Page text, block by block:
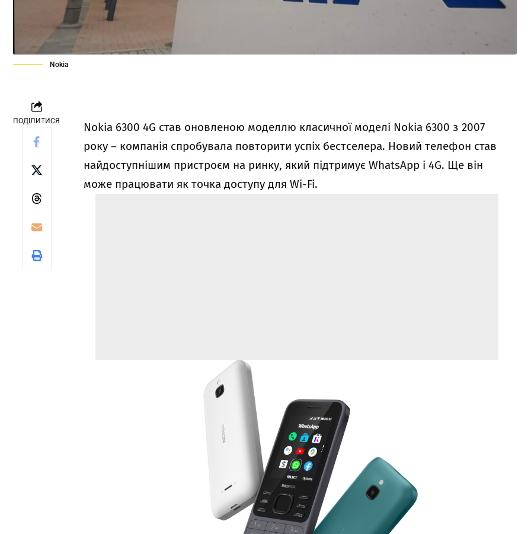
Nokia
ПОДІЛИТИСЯ
Nokia 6300 4G став оновленою моделлю класичної моделі Nokia 6300 з 2007
року – компанія спробувала повторити успіх бестселера. Новий телефон став
найдоступнішим пристроєм на ринку, який підтримує WhatsApp і 4G. Ще він
може працювати як точка доступу для Wi-Fi.